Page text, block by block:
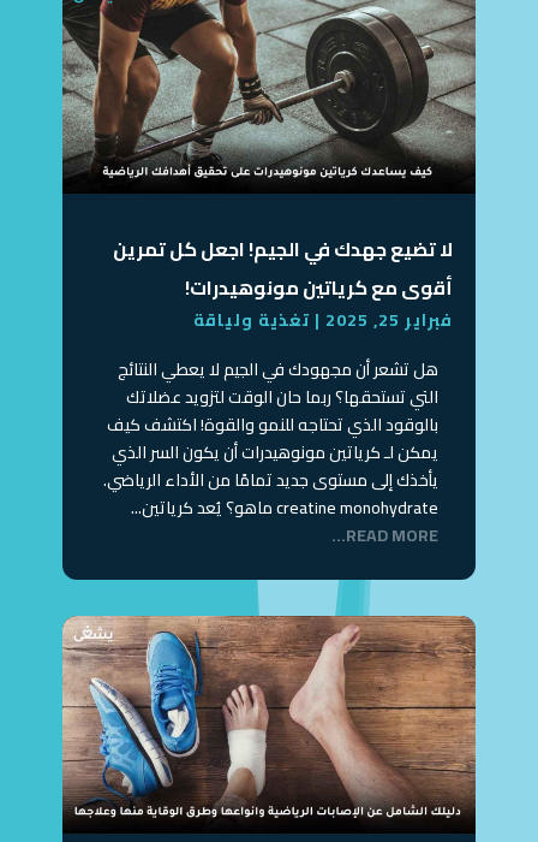
لا تضيع جهدك في الجيم! اجعل كل تمرين
أقوى مع كرياتين مونوهيدرات!
فبراير 25, 2025 | تغذية ولياقة
هل تشعر أن مجهودك في الجيم لا يعطي النتائج
التي تستحقها؟ ربما حان الوقت لتزويد عضلاتك
بالوقود الذي تحتاجه للنمو والقوة! اكتشف كيف
يمكن لـ كرياتين مونوهيدرات أن يكون السر الذي
يأخذك إلى مستوى جديد تمامًا من الأداء الرياضي.
creatine monohydrate ماهو؟ يُعد كرياتين...
READ MORE...